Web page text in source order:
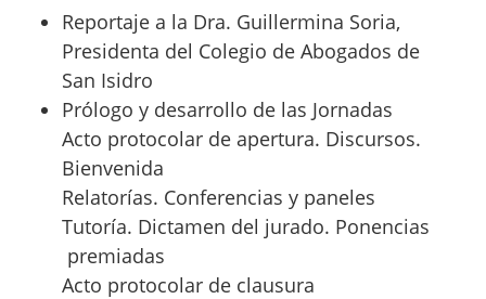
Reportaje a la Dra. Guillermina Soria,
Presidenta del Colegio de Abogados de
San Isidro
Prólogo y desarrollo de las Jornadas
Acto protocolar de apertura. Discursos.
Bienvenida
Relatorías. Conferencias y paneles
Tutoría. Dictamen del jurado. Ponencias
premiadas
Acto protocolar de clausura